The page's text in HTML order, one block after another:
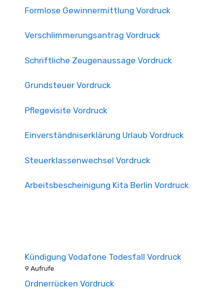
Formlose Gewinnermittlung Vordruck
Verschlimmerungsantrag Vordruck
Schriftliche Zeugenaussage Vordruck
Grundsteuer Vordruck
Pflegevisite Vordruck
Einverständniserklärung Urlaub Vordruck
Steuerklassenwechsel Vordruck
Arbeitsbescheinigung Kita Berlin Vordruck
Kündigung Vodafone Todesfall Vordruck
9 Aufrufe
Ordnerrücken Vordruck